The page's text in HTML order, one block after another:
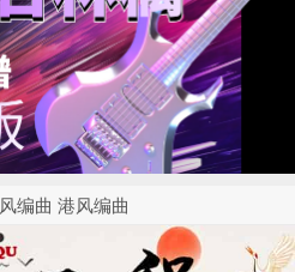
编曲 港风编曲